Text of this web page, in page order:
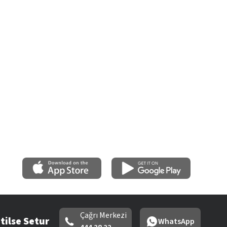
Setur
Çağrı Merkezi
WhatsApp